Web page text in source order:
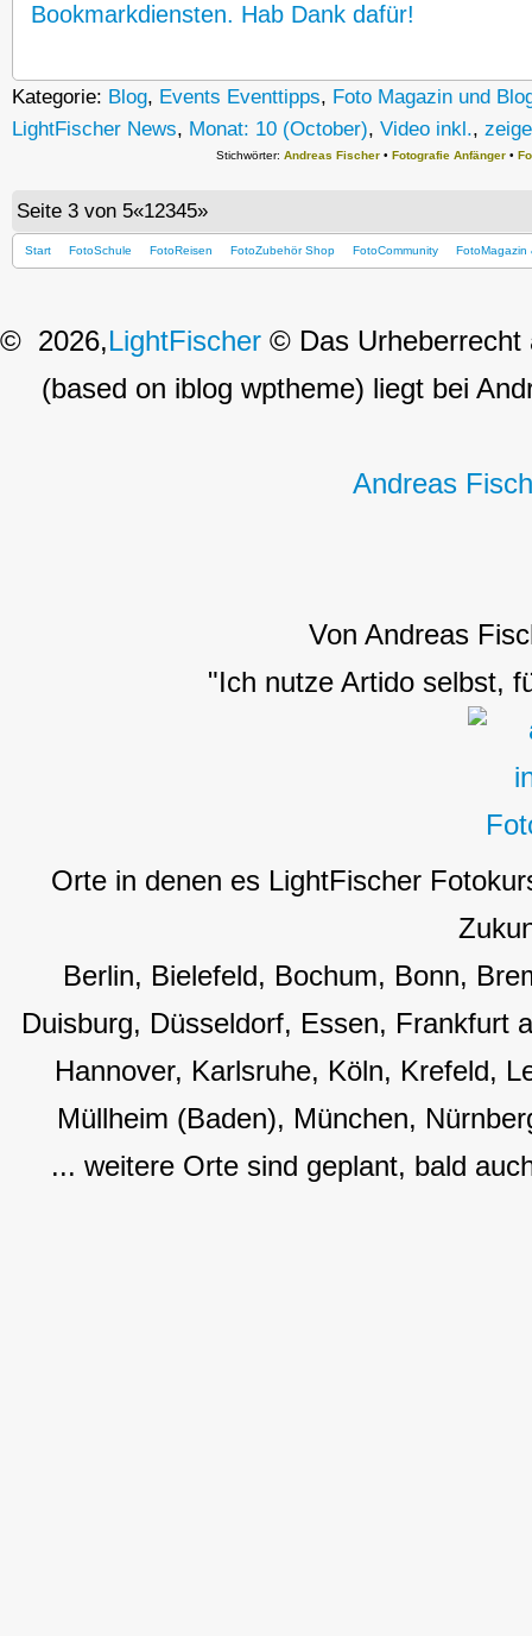
Bookmarkdiensten. Hab Dank dafür!
Kategorie: Blog, Events Eventtipps, Foto Magazin und
LightFischer News, Monat: 10 (October), Video inkl.,
Stichwörter: Andreas Fischer • Fotografie Anfänger •
Seite 3 von 5«12345»
Start FotoSchule FotoReisen FotoZubehör Shop FotoCommunity FotoMagazin
© 2026,LightFischer © Das Urheberrecht
(based on iblog wptheme) liegt bei
Andreas
Von Andreas
"Ich nutze Artido selbst,
Orte in denen es LightFischer
Berlin, Bielefeld, Bochum, Bonn,
Duisburg, Düsseldorf, Essen, Frankfurt
Hannover, Karlsruhe, Köln, Krefeld,
Müllheim (Baden), München,
... weitere Orte sind geplant, bald